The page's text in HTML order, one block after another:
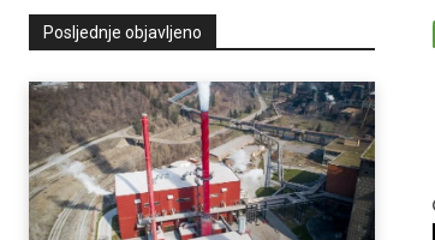
Posljednje objavljeno